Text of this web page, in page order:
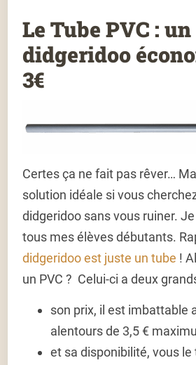
Le Tube PVC : un
didgeridoo
3€
Certes ça ne fait pas rêver…
solution idéale si vous
didgeridoo sans vous ruiner.
tous mes élèves débutants.
didgeridoo est juste un tube !
un PVC ? Celui-ci a deux
son prix, il est imbattable
alentours de 3,5 €
et sa disponibilité, vous